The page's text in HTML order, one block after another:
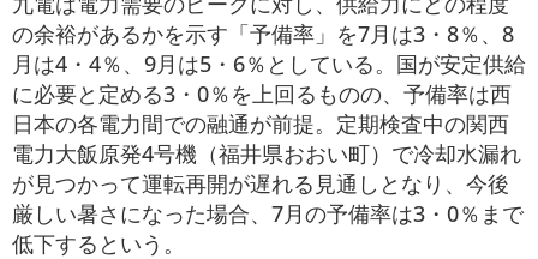
の余裕があるかを示す「予備率」を7月は3・8％、8
月は4・4％、9月は5・6％としている。国が安定供給
に必要と定める3・0％を上回るものの、予備率は西
日本の各電力間での融通が前提。定期検査中の関西
電力大飯原発4号機（福井県おおい町）で冷却水漏れ
が見つかって運転再開が遅れる見通しとなり、今後
厳しい暑さになった場合、7月の予備率は3・0％まで
低下するという。